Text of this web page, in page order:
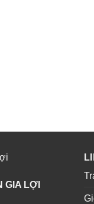
GIA LỢI